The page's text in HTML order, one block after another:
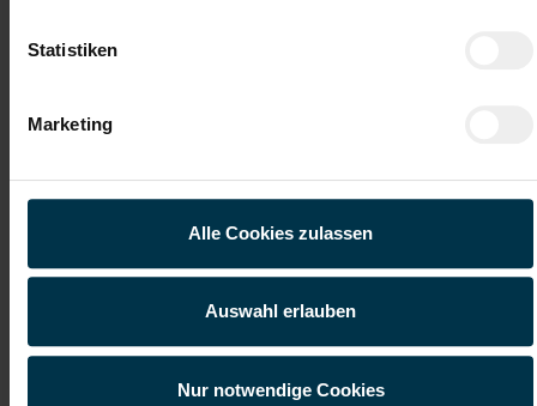
Statistiken
Marketing
Alle Cookies zulassen
Auswahl erlauben
Nur notwendige Cookies
und willige ein, dass meine personenbezogenen Daten im
Rahmen meiner Initiativbewerbung für die Dauer von drei
Jahren verarbeitet werden dürfen.*